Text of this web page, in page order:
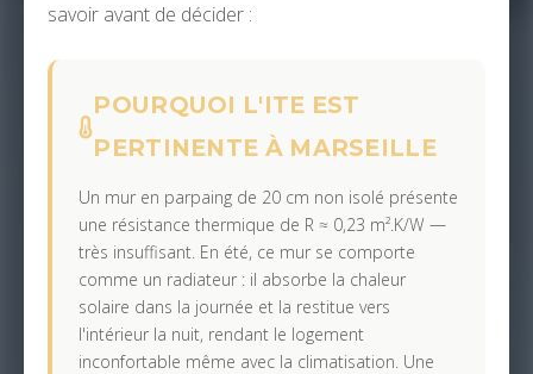
savoir avant de décider :
POURQUOI L'ITE EST
PERTINENTE À MARSEILLE
Un mur en parpaing de 20 cm non isolé présente
une résistance thermique de R ≈ 0,23 m².K/W —
très insuffisant. En été, ce mur se comporte
comme un radiateur : il absorbe la chaleur
solaire dans la journée et la restitue vers
l'intérieur la nuit, rendant le logement
inconfortable même avec la climatisation. Une